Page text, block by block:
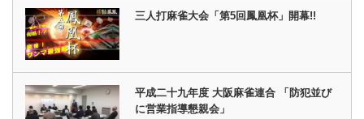
三人打麻雀大会「第5回鳳凰杯」開幕!!
平成二十九年度 大阪麻雀連合 「防犯並び
に営業指導懇親会」